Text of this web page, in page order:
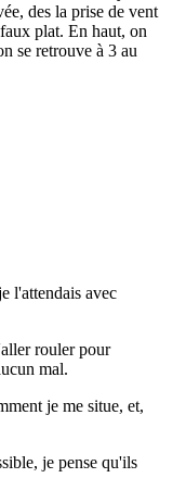
des la prise de vent
plat. En haut, on
se retrouve à 3 au
l'attendais avec
rouler pour
mal.
je me situe, et,
je pense qu'ils